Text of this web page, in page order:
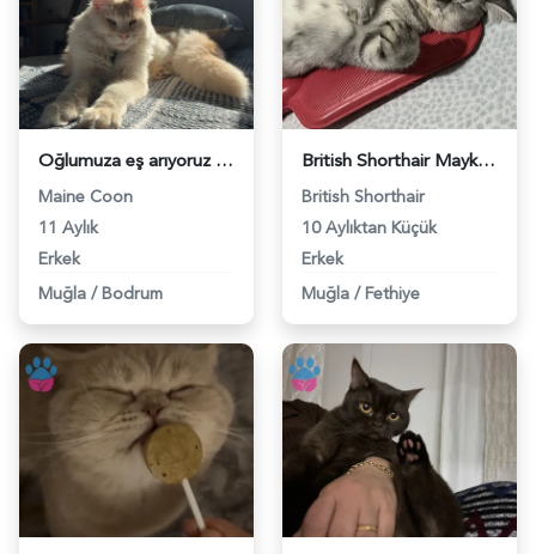
Oğlumuza eş arıyoruz - 118982951
Maine Coon
11 Aylık
Erkek
Muğla / Bodrum
British Shorthair Maykime eş arıyoruz - 118982908
British Shorthair
10 Aylıktan Küçük
Erkek
Muğla / Fethiye